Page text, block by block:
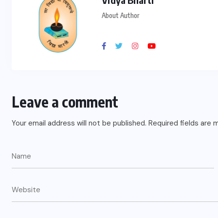
About Author
Leave a comment
Your email address will not be published. Required fields are
प्रतियोगिता संपन्न
JULY 23, 2026